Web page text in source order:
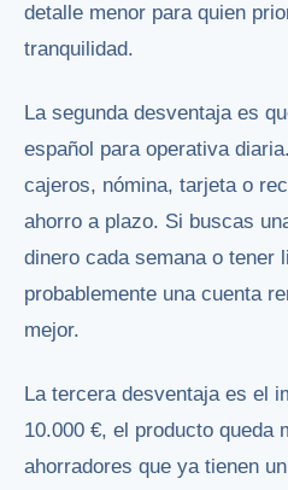
detalle menor para quien
tranquilidad.
La segunda desventaja es
español para operativa
cajeros, nómina, tarjeta o
ahorro a plazo. Si buscas
dinero cada semana o tener
probablemente una cuenta
mejor.
La tercera desventaja es el
10.000 €, el producto queda
ahorradores que ya tienen